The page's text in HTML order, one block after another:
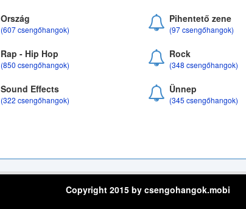
Ország
(607 csengőhangok)
Pihentető zene
(97 csengőhangok)
Rap - Hip Hop
(850 csengőhangok)
Rock
(348 csengőhangok)
Sound Effects
(322 csengőhangok)
Ünnep
(345 csengőhangok)
Copyright 2015 by csengohangok.mobi